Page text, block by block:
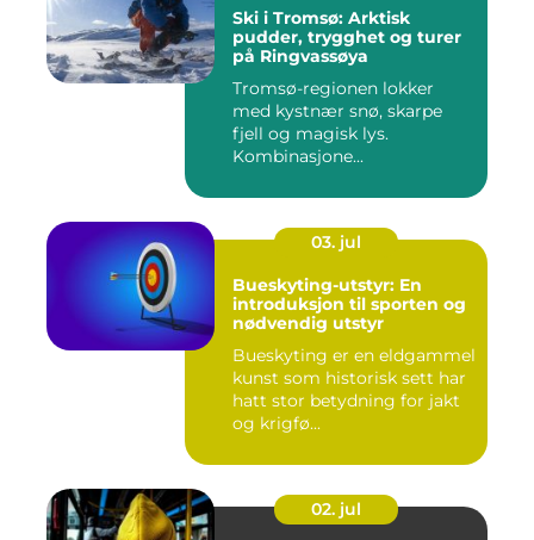
Ski i Tromsø: Arktisk
pudder, trygghet og turer
på Ringvassøya
Tromsø-regionen lokker
med kystnær snø, skarpe
fjell og magisk lys.
Kombinasjone...
03. jul
Bueskyting-utstyr: En
introduksjon til sporten og
nødvendig utstyr
Bueskyting er en eldgammel
kunst som historisk sett har
hatt stor betydning for jakt
og krigfø...
02. jul